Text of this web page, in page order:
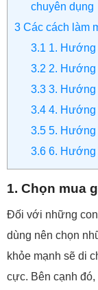
chuyên dụng
3 Các cách làm
3.1 1. Hướng
3.2 2. Hướng
3.3 3. Hướng
3.4 4. Hướng
3.5 5. Hướng
3.6 6. Hướng
1. Chọn mua
Đối với những
dùng nên chọn
khỏe mạnh sẽ di
cực. Bên cạnh